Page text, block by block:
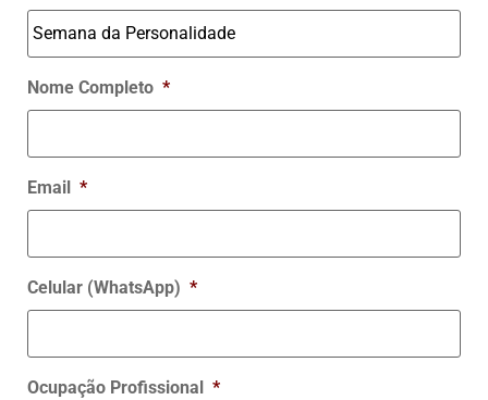
Nome Completo *
Email *
Celular (WhatsApp) *
Ocupação Profissional *